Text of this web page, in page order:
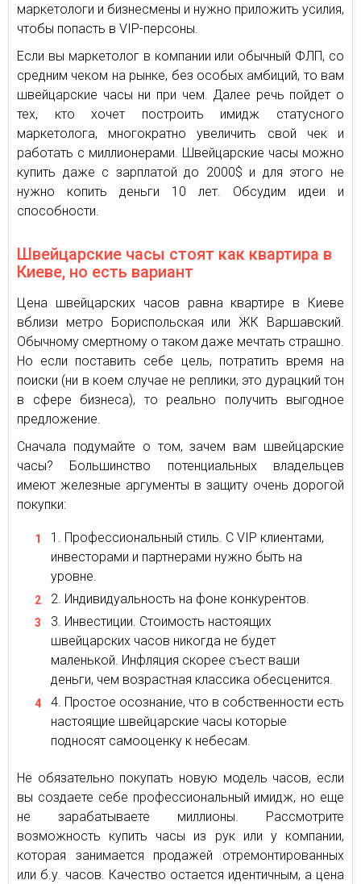
маркетологи и бизнесмены и нужно приложить усилия,
чтобы попасть в VIP-персоны.
Если вы маркетолог в компании или обычный ФЛП, со
средним чеком на рынке, без особых амбиций, то вам
швейцарские часы ни при чем. Далее речь пойдет о
тех, кто хочет построить имидж статусного
маркетолога, многократно увеличить свой чек и
работать с миллионерами. Швейцарские часы можно
купить даже с зарплатой до 2000$ и для этого не
нужно копить деньги 10 лет. Обсудим идеи и
способности.
Швейцарские часы стоят как квартира в
Киеве, но есть вариант
Цена швейцарских часов равна квартире в Киеве
вблизи метро Бориспольская или ЖК Варшавский.
Обычному смертному о таком даже мечтать страшно.
Но если поставить себе цель, потратить время на
поиски (ни в коем случае не реплики, это дурацкий тон
в сфере бизнеса), то реально получить выгодное
предложение.
Сначала подумайте о том, зачем вам швейцарские
часы? Большинство потенциальных владельцев
имеют железные аргументы в защиту очень дорогой
покупки:
Профессиональный стиль. С VIP клиентами,
инвесторами и партнерами нужно быть на
уровне.
Индивидуальность на фоне конкурентов.
Инвестиции. Стоимость настоящих
швейцарских часов никогда не будет
маленькой. Инфляция скорее съест ваши
деньги, чем возрастная классика обесценится.
Простое осознание, что в собственности есть
настоящие швейцарские часы которые
подносят самооценку к небесам.
Не обязательно покупать новую модель часов, если
вы создаете себе профессиональный имидж, но еще
не зарабатываете миллионы. Рассмотрите
возможность купить часы из рук или у компании,
которая занимается продажей отремонтированных
или б.у. часов. Качество остается идентичным, а цена